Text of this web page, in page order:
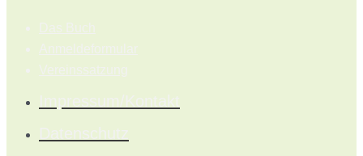
Das Buch
Anmeldeformular
Vereinssatzung
Impressum/Kontakt
Datenschutz